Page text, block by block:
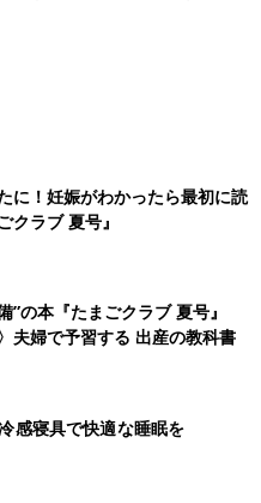
全力で楽しみたい
に！妊娠がわかったら最初に読
クラブ 夏号』
”の本『たまごクラブ 夏号』
夫婦で予習する 出産の教科書
感寝具で快適な睡眠を